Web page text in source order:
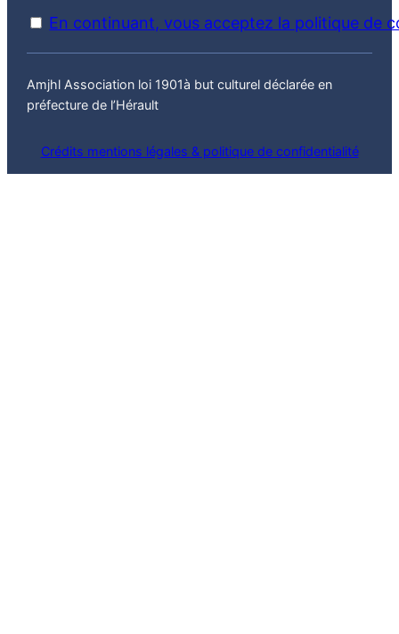
En continuant, vous acceptez la politique de
Amjhl Association loi 1901à but culturel déclarée en
préfecture de l’Hérault
Crédits mentions légales & politique de confidentialité